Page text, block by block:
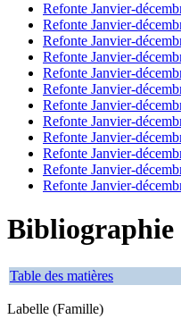
Refonte Janvier-
Refonte Janvier-
Refonte Janvier-
Refonte Janvier-
Refonte Janvier-
Refonte Janvier-
Refonte Janvier-
Refonte Janvier-
Refonte Janvier-
Refonte Janvier-
Refonte Janvier-
Refonte Janvier-
Bibliographie
Table des matières
Labelle (Famille)